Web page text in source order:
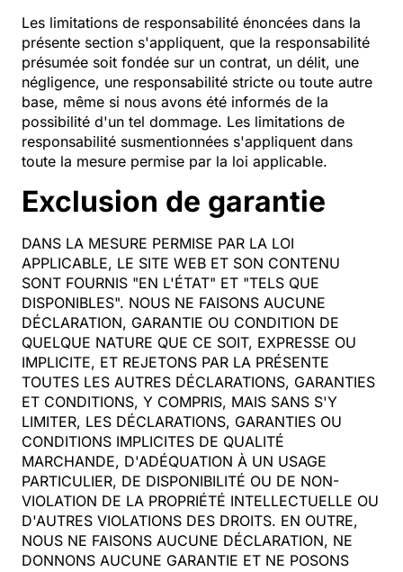
Les limitations de responsabilité énoncées dans la
présente section s'appliquent, que la responsabilité
présumée soit fondée sur un contrat, un délit, une
négligence, une responsabilité stricte ou toute autre
base, même si nous avons été informés de la
possibilité d'un tel dommage. Les limitations de
responsabilité susmentionnées s'appliquent dans
toute la mesure permise par la loi applicable.
Exclusion de garantie
DANS LA MESURE PERMISE PAR LA LOI
APPLICABLE, LE SITE WEB ET SON CONTENU
SONT FOURNIS "EN L'ÉTAT" ET "TELS QUE
DISPONIBLES". NOUS NE FAISONS AUCUNE
DÉCLARATION, GARANTIE OU CONDITION DE
QUELQUE NATURE QUE CE SOIT, EXPRESSE OU
IMPLICITE, ET REJETONS PAR LA PRÉSENTE
TOUTES LES AUTRES DÉCLARATIONS, GARANTIES
ET CONDITIONS, Y COMPRIS, MAIS SANS S'Y
LIMITER, LES DÉCLARATIONS, GARANTIES OU
CONDITIONS IMPLICITES DE QUALITÉ
MARCHANDE, D'ADÉQUATION À UN USAGE
PARTICULIER, DE DISPONIBILITÉ OU DE NON-
VIOLATION DE LA PROPRIÉTÉ INTELLECTUELLE OU
D'AUTRES VIOLATIONS DES DROITS. EN OUTRE,
NOUS NE FAISONS AUCUNE DÉCLARATION, NE
DONNONS AUCUNE GARANTIE ET NE POSONS